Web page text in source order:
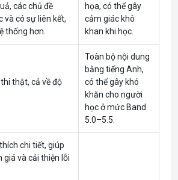
các chủ đề
và có sự liên kết,
thống hơn.
họa, có thể gây
cảm giác khô
khan khi học.
thật, cả về độ
Toàn bộ nội dung
bằng tiếng Anh,
có thể gây khó
khăn cho người
học ở mức Band
5.0–5.5.
chi tiết, giúp
và cải thiện lỗi